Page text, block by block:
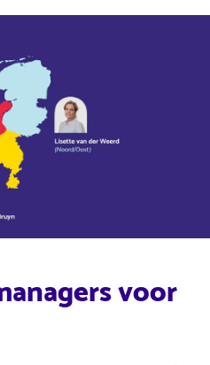
voor